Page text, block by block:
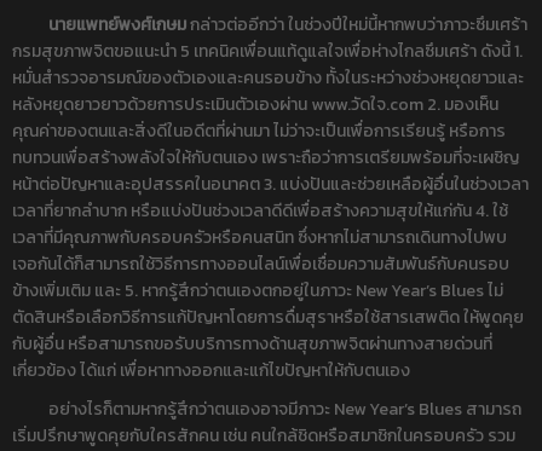
นายแพทย์พงศ์เกษมกล่าวต่ออีกว่า ในช่วงปีใหม่นี้หากพบว่าภาวะซึมเศร้า
กรมสุขภาพจิตขอแนะนำ 5 เทคนิคเพื่อนแท้ดูแลใจเพื่อห่างไกลซึมเศร้า ดังนี้ 1.
หมั่นสำรวจอารมณ์ของตัวเองและคนรอบข้าง ทั้งในระหว่างช่วงหยุดยาวและ
หลังหยุดยาวยาวด้วยการประเมินตัวเองผ่าน www.วัดใจ.com 2. มองเห็น
คุณค่าของตนและสิ่งดีในอดีตที่ผ่านมา ไม่ว่าจะเป็นเพื่อการเรียนรู้ หรือการ
ทบทวนเพื่อสร้างพลังใจให้กับตนเอง เพราะถือว่าการเตรียมพร้อมที่จะเผชิญ
หน้าต่อปัญหาและอุปสรรคในอนาคต 3. แบ่งปันและช่วยเหลือผู้อื่นในช่วงเวลา
เวลาที่ยากลำบาก หรือแบ่งปันช่วงเวลาดีดีเพื่อสร้างความสุขให้แก่กัน 4. ใช้
เวลาที่มีคุณภาพกับครอบครัวหรือคนสนิท ซึ่งหากไม่สามารถเดินทางไปพบ
เจอกันได้ก็สามารถใช้วิธีการทางออนไลน์เพื่อเชื่อมความสัมพันธ์กับคนรอบ
ข้างเพิ่มเติม และ 5. หากรู้สึกว่าตนเองตกอยู่ในภาวะ New Year’s Blues ไม่
ตัดสินหรือเลือกวิธีการแก้ปัญหาโดยการดื่มสุราหรือใช้สารเสพติด ให้พูดคุย
กับผู้อื่น หรือสามารถขอรับบริการทางด้านสุขภาพจิตผ่านทางสายด่วนที่
เกี่ยวข้อง ได้แก่ เพื่อหาทางออกและแก้ไขปัญหาให้กับตนเอง
อย่างไรก็ตามหากรู้สึกว่าตนเองอาจมีภาวะ New Year’s Blues สามารถ
เริ่มปรึกษาพูดคุยกับใครสักคน เช่น คนใกล้ชิดหรือสมาชิกในครอบครัว รวม